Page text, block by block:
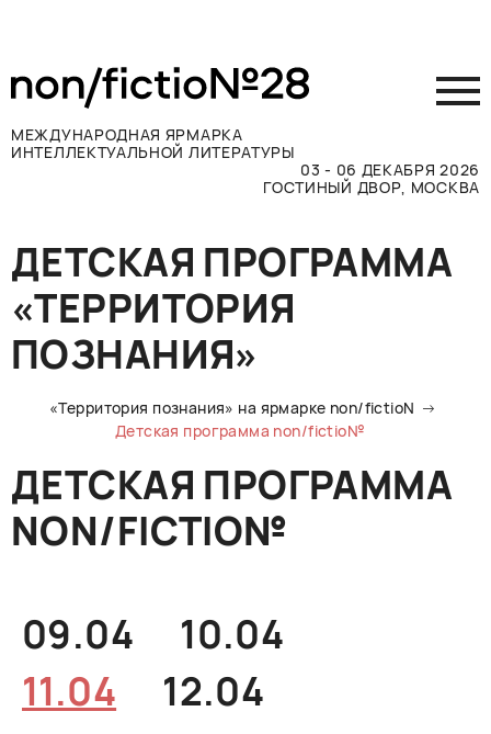
МЕЖДУНАРОДНАЯ ЯРМАРКА
ИНТЕЛЛЕКТУАЛЬНОЙ ЛИТЕРАТУРЫ
03 - 06 ДЕКАБРЯ 2026
ГОСТИНЫЙ ДВОР, МОСКВА
Принять участие
Участникам
Посетителям
Программа
Прессе
Конкурсы
Контакты
ВКОНТАКТЕ TELEGRAM
РУССКИЙ ENGLISH CHINESE
ДЕТСКАЯ ПРОГРАММА
«ТЕРРИТОРИЯ
ПОЗНАНИЯ»
«Территория познания» на ярмарке non/fictioN
Детская программа non/fictio№
ДЕТСКАЯ ПРОГРАММА
NON/FICTIO№
09.04
10.04
11.04
12.04